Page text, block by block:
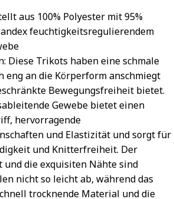
aus 100% Polyester mit 95%
feuchtigkeitsregulierendem
Diese Trikots haben eine schmale
eng an die Körperform anschmiegt
Bewegungsfreiheit bietet.
Gewebe bietet einen
hervorragende
und Elastizität und sorgt für
und Knitterfreiheit. Der
und die exquisiten Nähte sind
nicht so leicht ab, während das
trocknende Material und die